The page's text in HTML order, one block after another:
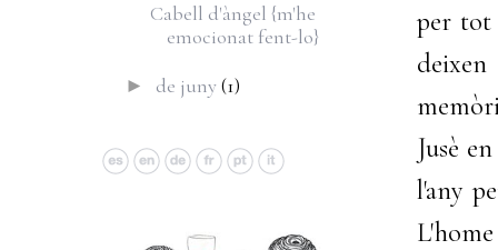
per tot
Jusè
l'any
Cabell d'àngel {m'he
emocionat fent-lo}
► de juny(1)